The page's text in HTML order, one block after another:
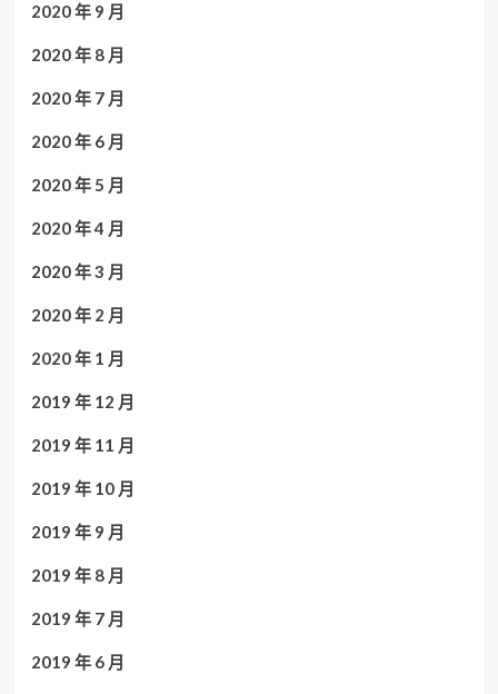
2020 年 9 月
2020 年 8 月
2020 年 7 月
2020 年 6 月
2020 年 5 月
2020 年 4 月
2020 年 3 月
2020 年 2 月
2020 年 1 月
2019 年 12 月
2019 年 11 月
2019 年 10 月
2019 年 9 月
2019 年 8 月
2019 年 7 月
2019 年 6 月